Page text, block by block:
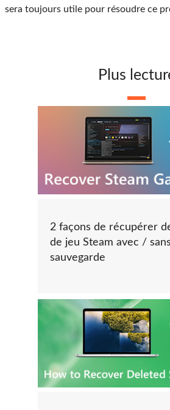
sera toujours utile pour résoudre ce
Plus
2 façons de récupérer
de jeu Steam avec / sans
sauvegarde